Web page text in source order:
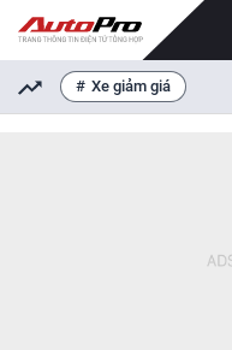
Xe giảm giá